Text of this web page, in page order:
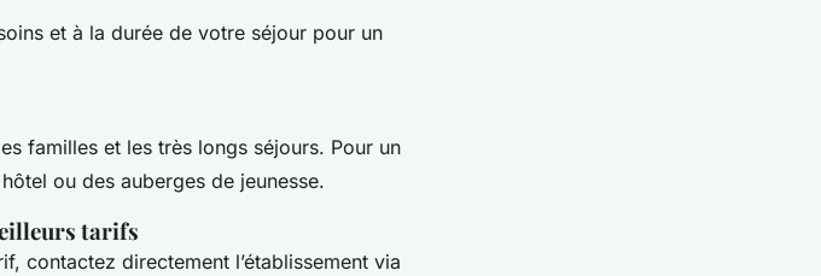
et à la durée de votre séjour pour un
familles et les très longs séjours. Pour un
ou des auberges de jeunesse.
tarifs
contactez directement l’établissement via